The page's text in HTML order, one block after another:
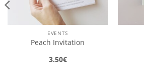
EVENTS
Peach Invitation
3.50€